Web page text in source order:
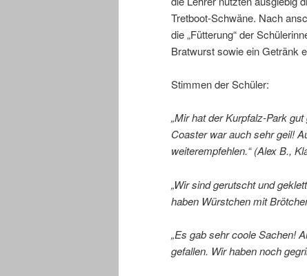
Tretboot-Schwäne. Nach
die „Fütterung“ der
Bratwurst sowie ein Getränk
Stimmen der Schüler:
„Mir hat der Kurpfalz-Park
Coaster war auch sehr geil!
weiterempfehlen.“ (Alex B.,
„Wir sind gerutscht und
haben Würstchen mit
„Es gab sehr coole Sachen!
gefallen. Wir haben noch